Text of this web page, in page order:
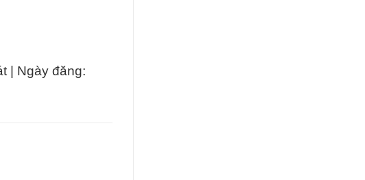
| Ngày đăng: